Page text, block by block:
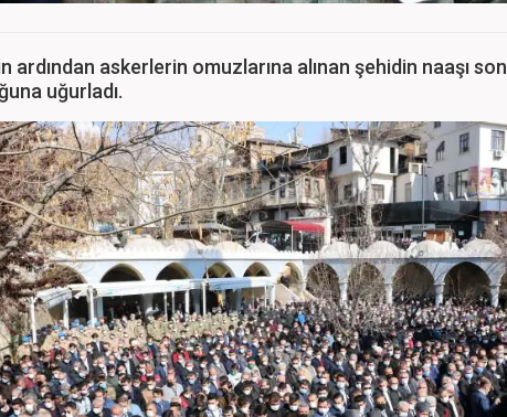
ardından askerlerin omuzlarına alınan şehidin naaşı son
uğurladı.